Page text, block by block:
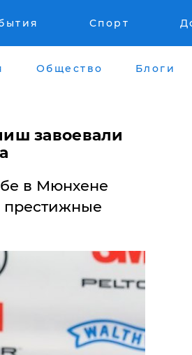
Спорт
Общество Блоги
завоевали
в Мюнхене
престижные